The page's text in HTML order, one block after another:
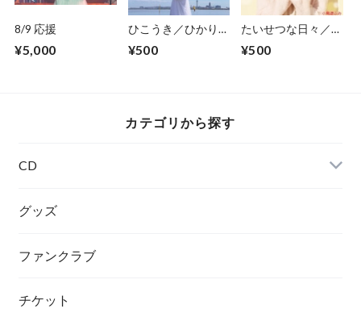
8/9 応援
¥5,000
ひこうき／ひかり／
¥500
たいせつな日々／
¥500
カテゴリから探す
CD
グッズ
ファンクラブ
チケット